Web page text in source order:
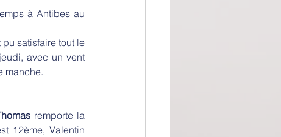
à Antibes au
satisfaire tout le
avec un vent
manche.
remporte la
12ème, Valentin